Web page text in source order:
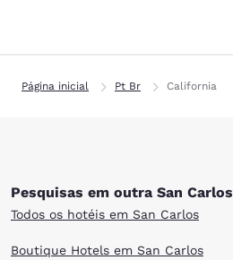
Página inicial Pt Br California
Pesquisas em outra San Carlos
Todos os hotéis em San Carlos
Boutique Hotels em San Carlos